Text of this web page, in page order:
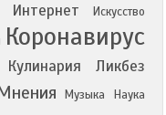
Интернет Искусство
Коронавирус
Кулинария Ликбез
Музыка Наука